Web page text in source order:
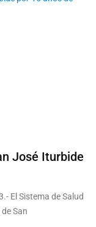
José Iturbide
El Sistema de Salud
San